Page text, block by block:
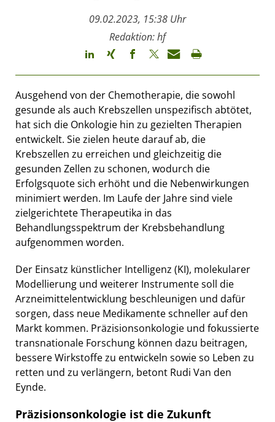
09.02.2023, 15:38 Uhr
Redaktion: hf
Ausgehend von der Chemotherapie, die sowohl
gesunde als auch Krebszellen unspezifisch abtötet,
hat sich die Onkologie hin zu gezielten Therapien
entwickelt. Sie zielen heute darauf ab, die
Krebszellen zu erreichen und gleichzeitig die
gesunden Zellen zu schonen, wodurch die
Erfolgsquote sich erhöht und die Nebenwirkungen
minimiert werden. Im Laufe der Jahre sind viele
zielgerichtete Therapeutika in das
Behandlungsspektrum der Krebsbehandlung
aufgenommen worden.
Der Einsatz künstlicher Intelligenz (KI), molekularer
Modellierung und weiterer Instrumente soll die
Arzneimittelentwicklung beschleunigen und dafür
sorgen, dass neue Medikamente schneller auf den
Markt kommen. Präzisionsonkologie und fokussierte
transnationale Forschung können dazu beitragen,
bessere Wirkstoffe zu entwickeln sowie so Leben zu
retten und zu verlängern, betont Rudi Van den
Eynde.
Präzisionsonkologie ist die Zukunft